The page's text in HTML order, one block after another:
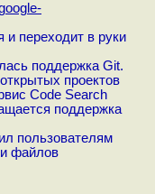
и переходит в руки
поддержка Git.
проектов
Code Search
поддержка
пользователям
файлов